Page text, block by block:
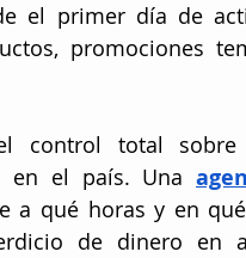
el primer día de
promociones
control total
en el país. Una
a qué horas y en
de dinero en